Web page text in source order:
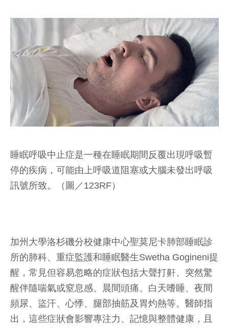
睡眠呼吸中止症是一種在睡眠期間反覆出現呼吸暫
停的疾病，可能由上呼吸道阻塞或大腦未發出呼吸
訊號所致。（圖／123RF）
加州大學洛杉磯分校健康中心聖莫尼卡肺部睡眠診
所的肺科、重症監護和睡眠醫生Swetha Gogineni提
醒，常見但容易忽略的症狀包括大聲打鼾、突然驚
醒伴隨喘氣或窒息感、晨間頭痛、白天嗜睡、夜間
頻尿、盜汗、心悸、腿部抽筋及胃灼熱等。醫師指
出，這些症狀會影響專注力、記憶與整體健康，且